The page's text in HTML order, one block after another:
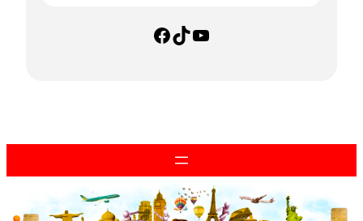
Facebook TikTok YouTube